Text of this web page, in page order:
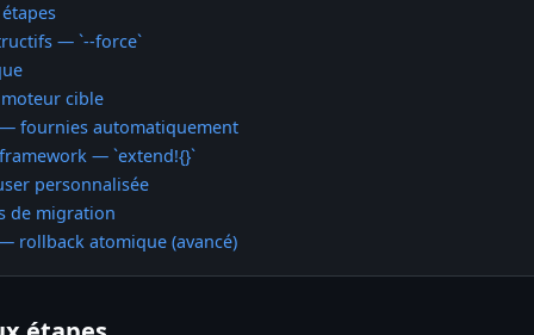
— `--force`
cible
fournies automatiquement
— `extend!{}`
personnalisée
de migration
rollback atomique (avancé)